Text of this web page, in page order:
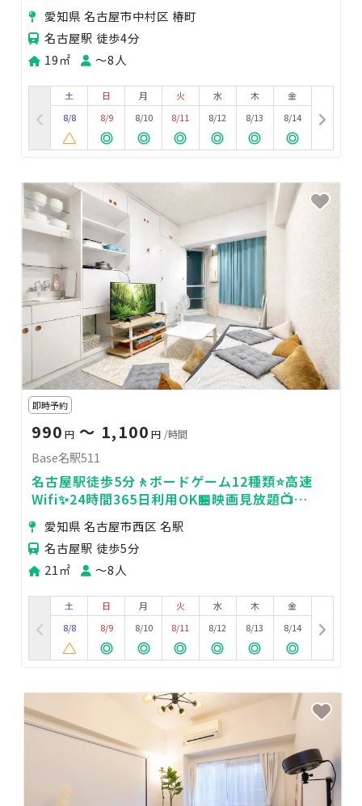
愛知県 名古屋市中村区 椿町
名古屋駅 徒歩4分
19㎡
〜8人
土
8/8
日
8/9
月
8/10
火
8/11
水
8/12
木
8/13
金
8/14
即時予約
990 円 〜 1,100 円 /時間
Base名駅511
名古屋駅徒歩5分🚶ボードゲーム12種類⭐高速
Wifi✨24時間365日利用OK🏪映画見放題📺
BRUNO飲み会🍺
愛知県 名古屋市西区 名駅
名古屋駅 徒歩5分
21㎡
〜8人
土
8/8
日
8/9
月
8/10
火
8/11
水
8/12
木
8/13
金
8/14